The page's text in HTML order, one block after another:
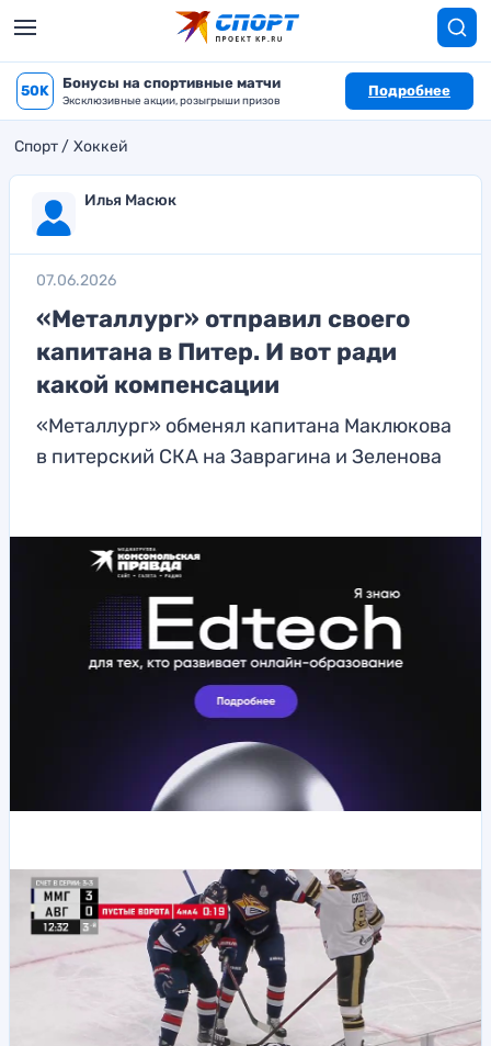
50K Бонусы на спортивные матчи
Эксклюзивные акции, розыгрыши призов
Подробнее
Спорт Хоккей
Илья Масюк
07.06.2026
«Металлург» отправил своего
капитана в Питер. И вот ради
какой компенсации
«Металлург» обменял капитана Маклюкова
в питерский СКА на Заврагина и Зеленова